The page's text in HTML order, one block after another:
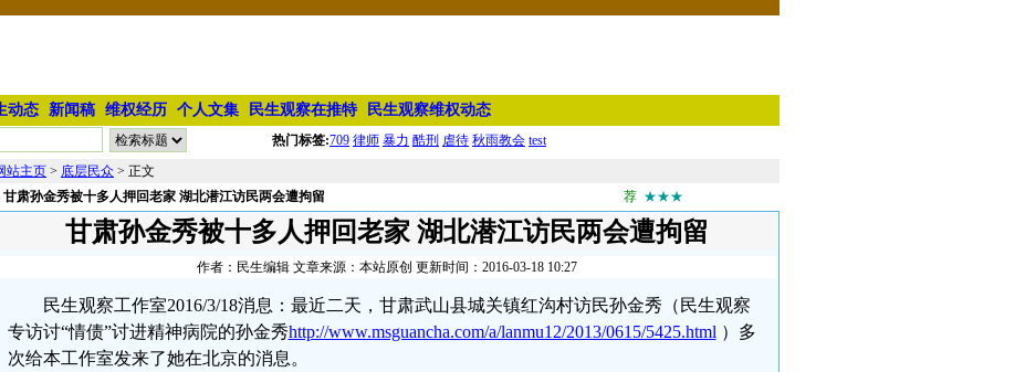
动态 新闻稿 维权经历 个人文集 民生观察在推特 民生观察维权动态
热门标签:709 律师 暴力 酷刑 虐待 秋雨教会 test
站主页 > 底层民众 > 正文
甘肃孙金秀被十多人押回老家 湖北潜江访民两会遭拘留 荐 ★★★
甘肃孙金秀被十多人押回老家 湖北潜江访民两会遭拘留
作者：民生编辑 文章来源：本站原创 更新时间：2016-03-18 10:27
民生观察工作室2016/3/18消息：最近二天，甘肃武山县城关镇红沟村访民孙金秀（民生观察
专访讨“情债”讨进精神病院的孙金秀http://www.msguancha.com/a/lanmu12/2013/0615/5425.html ）多
次给本工作室发来了她在北京的消息。